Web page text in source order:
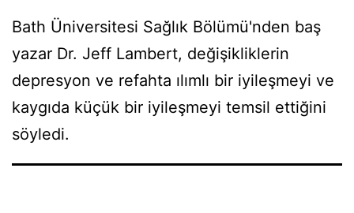
Bath Üniversitesi Sağlık Bölümü'nden baş
yazar Dr. Jeff Lambert, değişikliklerin
depresyon ve refahta ılımlı bir iyileşmeyi ve
kaygıda küçük bir iyileşmeyi temsil ettiğini
söyledi.